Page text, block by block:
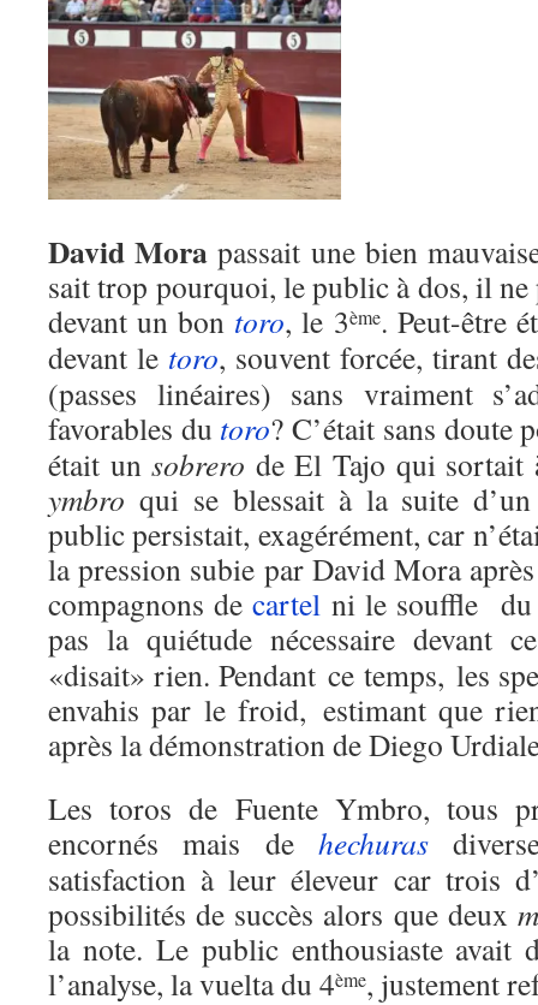
David Mora passait une bien
sait trop pourquoi, le public à dos, il ne
devant un bon toro, le 3ème. Peut-être
devant le toro, souvent forcée, tirant
(passes linéaires) sans vraiment
favorables du toro? C’était sans
était unsobrero de El Tajo qui sortait
ymbro qui se blessait à la suite
public persistait, exagérément, car
la pression subie par David Mora
compagnons decartel ni le souffle du
pas la quiétude nécessaire devant
«disait» rien. Pendant ce temps, les
envahis par le froid, estimant que
après la démonstration de Diego
Les toros de Fuente Ymbro, tous
encornés mais de hechuras
satisfaction à leur éleveur car trois
possibilités de succès alors que deux
la note. Le public enthousiaste avait
l’analyse, la vuelta du 4ème, justement